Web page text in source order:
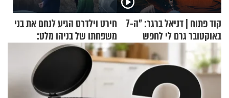
קוד פתוח | דניאל ברגר: "ה-7
באוקטובר גרם לי לחפש
תשובות"
חירט וילדרס הגיע לנחם את בני
משפחתו של בניהו מלט:
"מיליונים באירופה תומכים
בכם"